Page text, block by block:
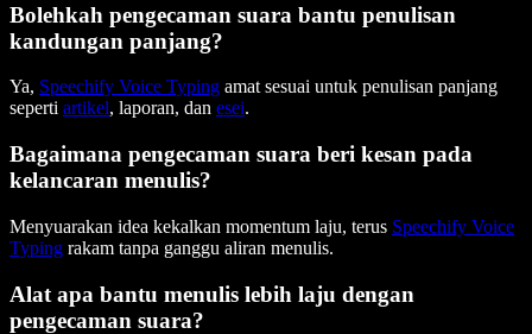
Bolehkah pengecaman suara bantu penulisan
kandungan panjang?
Ya, Speechify Voice Typing amat sesuai untuk penulisan panjang
seperti artikel, laporan, dan esei.
Bagaimana pengecaman suara beri kesan pada
kelancaran menulis?
Menyuarakan idea kekalkan momentum laju, terus Speechify Voice
Typing rakam tanpa ganggu aliran menulis.
Alat apa bantu menulis lebih laju dengan
pengecaman suara?